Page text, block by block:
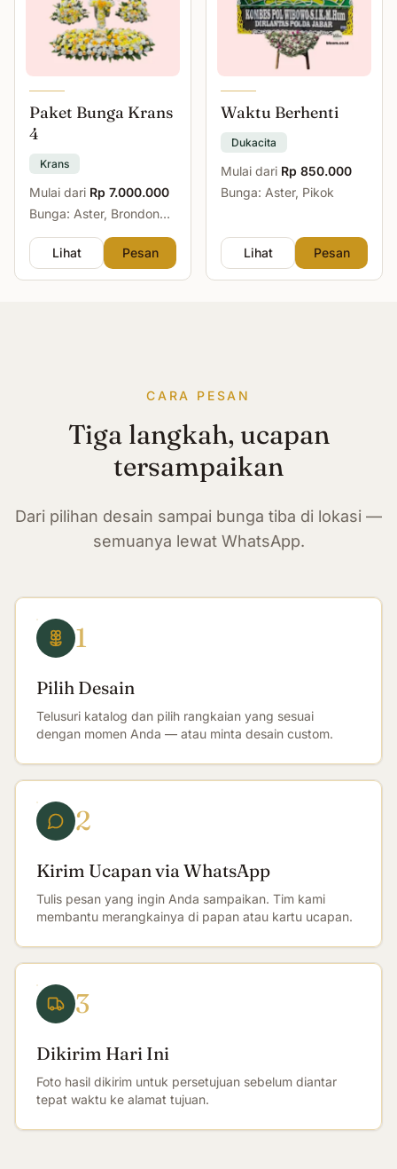
Paket Bunga Krans
4
Krans
Mulai dari Rp 7.000.000
Bunga: Aster, Brondong,
Lihat
Pesan
Waktu Berhenti
Dukacita
Mulai dari Rp 850.000
Bunga: Aster, Pikok
Lihat Pesan
CARA PESAN
Tiga langkah, ucapan
tersampaikan
Dari pilihan desain sampai bunga tiba di lokasi —
semuanya lewat WhatsApp.
1
Pilih Desain
Telusuri katalog dan pilih rangkaian yang sesuai
dengan momen Anda — atau minta desain custom.
2
Kirim Ucapan via WhatsApp
Tulis pesan yang ingin Anda sampaikan. Tim kami
membantu merangkainya di papan atau kartu ucapan.
3
Dikirim Hari Ini
Foto hasil dikirim untuk persetujuan sebelum diantar
tepat waktu ke alamat tujuan.